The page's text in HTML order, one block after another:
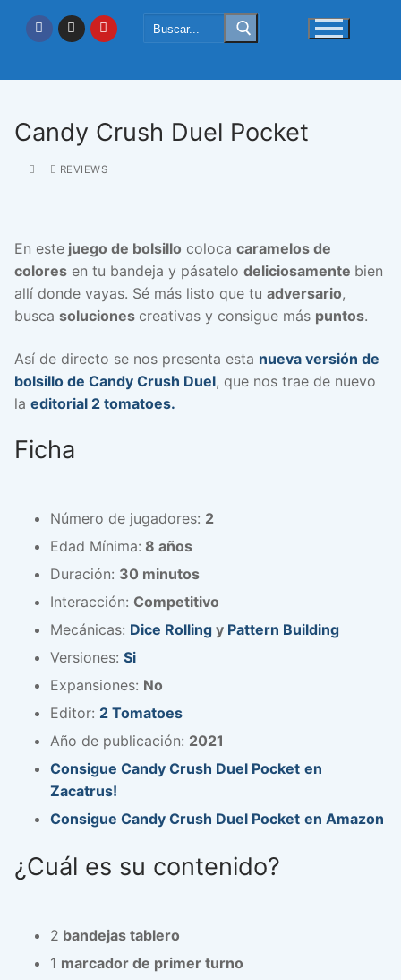
Buscar:
Candy Crush Duel Pocket
REVIEWS
En este juego de bolsillo coloca caramelos de
colores en tu bandeja y pásatelo deliciosamente bien
allí donde vayas. Sé más listo que tu adversario,
busca soluciones creativas y consigue más puntos.
Así de directo se nos presenta esta nueva versión de
bolsillo de Candy Crush Duel, que nos trae de nuevo
la editorial 2 tomatoes.
Ficha
Número de jugadores: 2
Edad Mínima: 8 años
Duración: 30 minutos
Interacción: Competitivo
Mecánicas: Dice Rolling y Pattern Building
Versiones: Si
Expansiones: No
Editor: 2 Tomatoes
Año de publicación: 2021
Consigue Candy Crush Duel Pocket en
Zacatrus!
Consigue Candy Crush Duel Pocket en Amazon
¿Cuál es su contenido?
2 bandejas tablero
1 marcador de primer turno